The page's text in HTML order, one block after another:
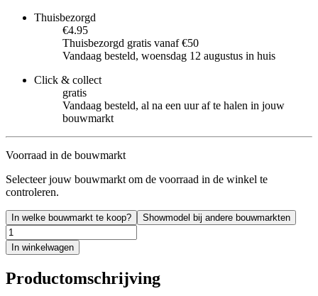
Thuisbezorgd
€4.95
Thuisbezorgd gratis vanaf €50
Vandaag besteld, woensdag 12 augustus in huis
Click & collect
gratis
Vandaag besteld, al na een uur af te halen in jouw
bouwmarkt
Voorraad in de bouwmarkt
Selecteer jouw bouwmarkt om de voorraad in de winkel te
controleren.
In welke bouwmarkt te koop? Showmodel bij andere bouwmarkten
In winkelwagen
Productomschrijving